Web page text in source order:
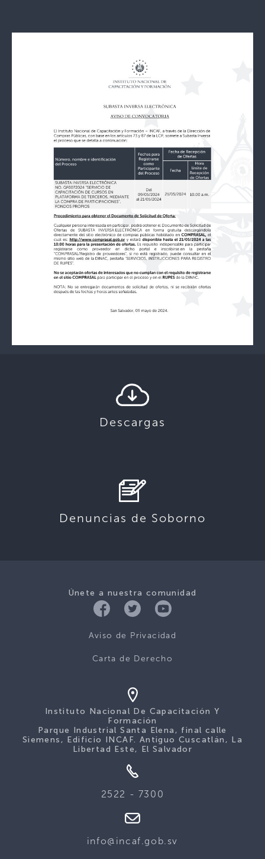
Descargas
Denuncias de Soborno
Únete a nuestra comunidad
Aviso de Privacidad
Carta de Derecho
Instituto Nacional De Capacitación Y
Formación
Parque Industrial Santa Elena, final calle
Siemens, Edificio INCAF. Antiguo Cuscatlán, La
Libertad Este, El Salvador
2522 - 7300
info@incaf.gob.sv